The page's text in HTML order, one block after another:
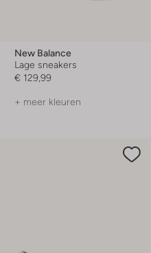
New Balance
Lage sneakers
€ 129,99
+ meer kleuren